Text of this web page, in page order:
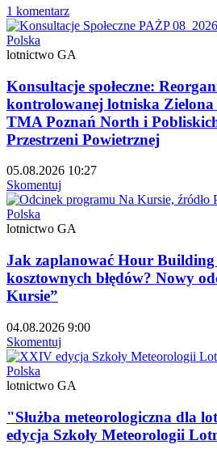
1 komentarz
Polska
lotnictwo GA
Konsultacje społeczne:
kontrolowanej lotniska
TMA Poznań North i
Przestrzeni Powietrznej
05.08.2026 10:27
Skomentuj
Polska
lotnictwo GA
Jak zaplanować Hour
kosztownych błędów? Nowy
Kursie”
04.08.2026 9:00
Skomentuj
Polska
lotnictwo GA
"Służba meteorologiczna dla
edycja Szkoły Meteorologii